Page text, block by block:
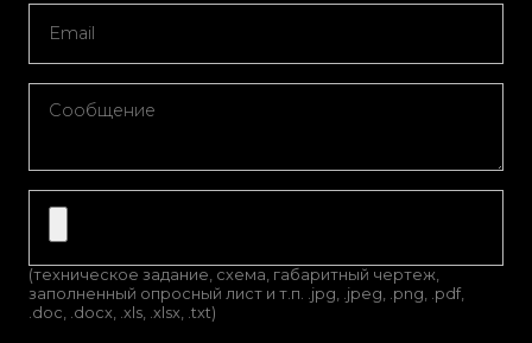
(техническое задание, схема, габаритный чертеж,
заполненный опросный лист и т.п. .jpg, .jpeg, .png, .pdf,
.doc, .docx, .xls, .xlsx, .txt)